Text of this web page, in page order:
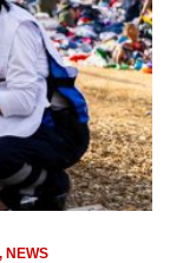
NEWS